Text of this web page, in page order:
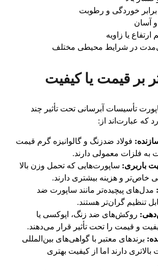
خوردگی و رطوبت
آسان
ارتفاع یا زاویه
در شرایط محیطی مختلف
بر قیمت یا کیفیت
تأسیسات آبرسانی تحت تأثیر چند
که عبارت‌اند از:
فولاد ضدزنگ و گالوانیزه گرم قیمت
به فلزات معمولی دارند.
باربری: ساپورت‌هایی که تحمل وزن بالا
خاص‌تر و هزینه بیشتری دارند.
مدل‌های پیچیده‌تر مانند ساپورت ضد
تنظیم گران‌تر هستند.
روکش‌های ضد زنگ، اپوکسی یا
و قیمت را تحت تأثیر قرار می‌دهند.
برندهای معتبر با گواهی‌های بین‌المللی
دارند اما از کیفیت بهتری